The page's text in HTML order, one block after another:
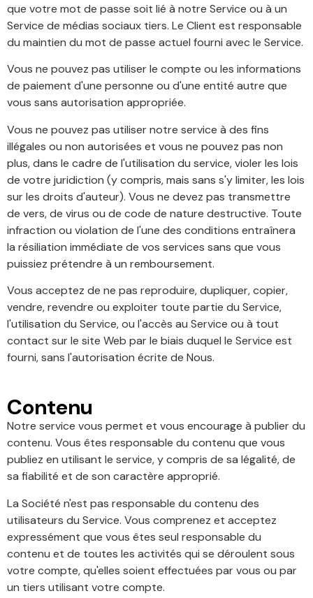
que votre mot de passe soit lié à notre Service ou à un
Service de médias sociaux tiers. Le Client est responsable
du maintien du mot de passe actuel fourni avec le Service.
Vous ne pouvez pas utiliser le compte ou les informations
de paiement d'une personne ou d'une entité autre que
vous sans autorisation appropriée.
Vous ne pouvez pas utiliser notre service à des fins
illégales ou non autorisées et vous ne pouvez pas non
plus, dans le cadre de l'utilisation du service, violer les lois
de votre juridiction (y compris, mais sans s'y limiter, les lois
sur les droits d'auteur). Vous ne devez pas transmettre
de vers, de virus ou de code de nature destructive. Toute
infraction ou violation de l'une des conditions entraînera
la résiliation immédiate de vos services sans que vous
puissiez prétendre à un remboursement.
Vous acceptez de ne pas reproduire, dupliquer, copier,
vendre, revendre ou exploiter toute partie du Service,
l'utilisation du Service, ou l'accès au Service ou à tout
contact sur le site Web par le biais duquel le Service est
fourni, sans l'autorisation écrite de Nous.
Contenu
Notre service vous permet et vous encourage à publier du
contenu. Vous êtes responsable du contenu que vous
publiez en utilisant le service, y compris de sa légalité, de
sa fiabilité et de son caractère approprié.
La Société n'est pas responsable du contenu des
utilisateurs du Service. Vous comprenez et acceptez
expressément que vous êtes seul responsable du
contenu et de toutes les activités qui se déroulent sous
votre compte, qu'elles soient effectuées par vous ou par
un tiers utilisant votre compte.